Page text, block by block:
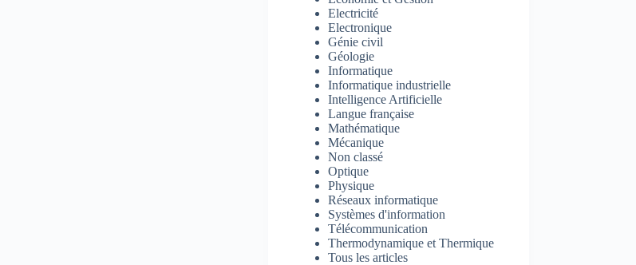
Electricité
Electronique
Génie civil
Géologie
Informatique
Informatique industrielle
Intelligence Artificielle
Langue française
Mathématique
Mécanique
Non classé
Optique
Physique
Réseaux informatique
Systèmes d'information
Télécommunication
Thermodynamique et Thermique
Tous les articles